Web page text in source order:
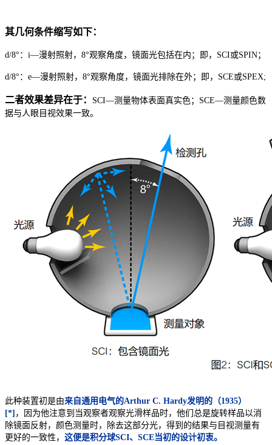
其几何条件缩写如下：
d/8° ： i—漫射照射， 8°观察角度，镜面光包括在内；即， SCI或SPIN；
d/8° ： e—漫射照射， 8°观察角度，镜面光排除在外；即， SCE或SPEX;
二者效果差异在于： SCI—测量物体表面真实色； SCE—测量颜色数
据与人眼目视效果一致。
此种装置初是由来自通用电气的Arthur C. Hardy发明的（1935）
[*] ，因为他注意到当观察者观察光滑样品时，他们总是旋转样品以消
除镜面反射，颜色测量时，除去这部分光，得到的结果与目视测量有
更好的一致性， 这便是积分球SCI、SCE当初的设计初衷。